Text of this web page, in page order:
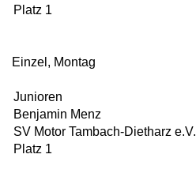
Platz 1
Einzel, Montag
Junioren
Benjamin Menz
SV Motor Tambach-Dietharz e.V.
Platz 1